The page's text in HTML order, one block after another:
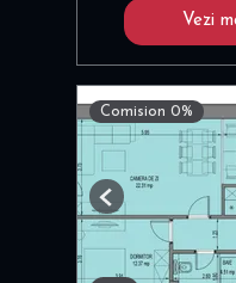
Vezi
Comision 0%
Previous